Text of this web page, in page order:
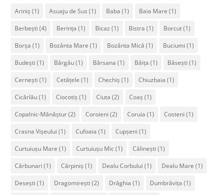
Ariniș (1) Asuaju de Sus (1) Baba (1) Baia Mare (1)
Berbești (4) Berința (1) Bicaz (1) Bistra (1) Borcut(1)
Borșa (1) Bozânta Mare (1) Bozânta Mică (1) Buciumi (1)
Budești (1) Bârgău(1) Bârsana (1) Băița (1) Băsești (1)
Cernești (1) Cetățele (1) Chechiș (1) Chiuzbaia (1)
Cicârlău(1) Ciocotiș (1) Ciuta (2) Coaș (1)
Copalnic-Mănăștur(2) Coroieni (2) Coruia (1) Costeni (1)
Crasna Vișeului (1) Cufoaia (1) Cupșeni (1)
Curtuiușu Mare (1) Curtuiușu Mic(1) Călinești (1)
Cărbunari (1) Cărpiniș (1) Dealu Corbului (1) Dealu Mare (1)
Desești (1) Dragomirești (2) Drăghia (1) Dumbrăvița (1)